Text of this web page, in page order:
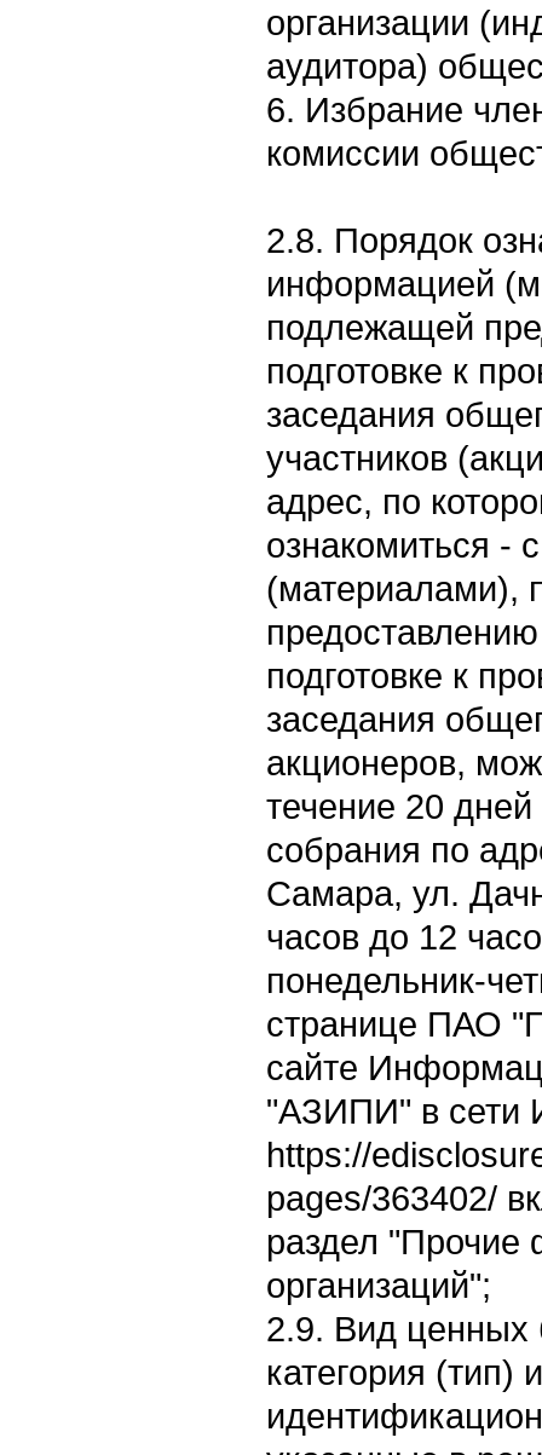
организации
аудитора)
6. Избрание
комиссии
2.8. Порядок
информацией
подлежащей
подготовке к
заседания
участников
адрес, по
ознакомиться -
(материалами),
подготовке к
заседания
акционеров,
течение 20
собрания по
Самара, ул.
часов до 12
понедельник-
странице ПАО
сайте
"АЗИПИ" в сети
https://
pages/363402/
раздел "Прочие
организаций";
2.9. Вид ценных
категория (тип)